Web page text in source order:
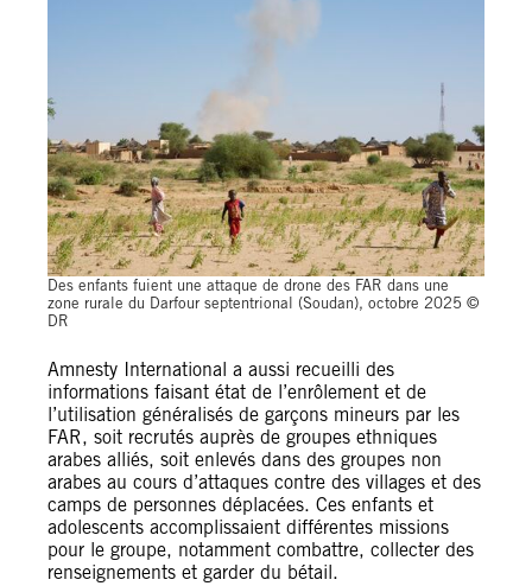
Des enfants fuient une attaque de drone des FAR dans une
zone rurale du Darfour septentrional (Soudan), octobre 2025 ©
DR
Amnesty International a aussi recueilli des
informations faisant état de l’enrôlement et de
l’utilisation généralisés de garçons mineurs par les
FAR, soit recrutés auprès de groupes ethniques
arabes alliés, soit enlevés dans des groupes non
arabes au cours d’attaques contre des villages et des
camps de personnes déplacées. Ces enfants et
adolescents accomplissaient différentes missions
pour le groupe, notamment combattre, collecter des
renseignements et garder du bétail.